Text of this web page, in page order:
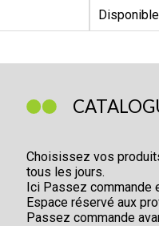
Disponible
Choisissez vos
tous les jours.
Ici Passez commande
Espace réservé aux
Passez commande